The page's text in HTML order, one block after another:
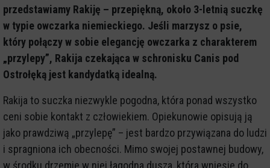
przedstawiamy Rakiję – przepiękną, około 3-letnią suczkę
w typie owczarka niemieckiego. Jeśli marzysz o psie,
który połączy w sobie elegancję owczarka z charakterem
„przylepy”, Rakija czekająca w schronisku Canis pod
Ostrołęką jest kandydatką idealną.
Rakija to suczka niezwykle pogodna, która ponad wszystko
ceni sobie kontakt z człowiekiem. Opiekunowie opisują ją
jako prawdziwą „przylepę” – jest bardzo przywiązana do ludzi
i spragniona ich obecności. Mimo swojej postawnej budowy,
w środku drzemie w niej łagodna dusza, która wniesie do